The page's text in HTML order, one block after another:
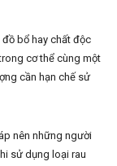
bổ hay chất độc
cơ thể cùng một
cần hạn chế sử
nên những người
sử dụng loại rau